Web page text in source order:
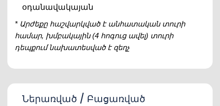
օդանավակայան
* Արժեքը հաշվարկված է անհատական ​​տուրի
համար, խմբակային (4 հոգուց ավել) տուրի
դեպքում նախատեսված է զեղչ
Ներառված / Բացառված